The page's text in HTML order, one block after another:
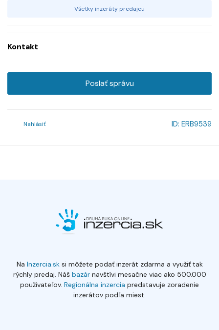
Všetky inzeráty predajcu
Kontakt
Poslať správu
Nahlásiť ID: ERB9539
Na Inzercia.sksi môžete podať inzerát zdarma a využiť tak
rýchly predaj. Náš bazárnavštívi mesačne viac ako 500.000
používateľov. Regionálna inzercia predstavuje zoradenie
inzerátov podľa miest.